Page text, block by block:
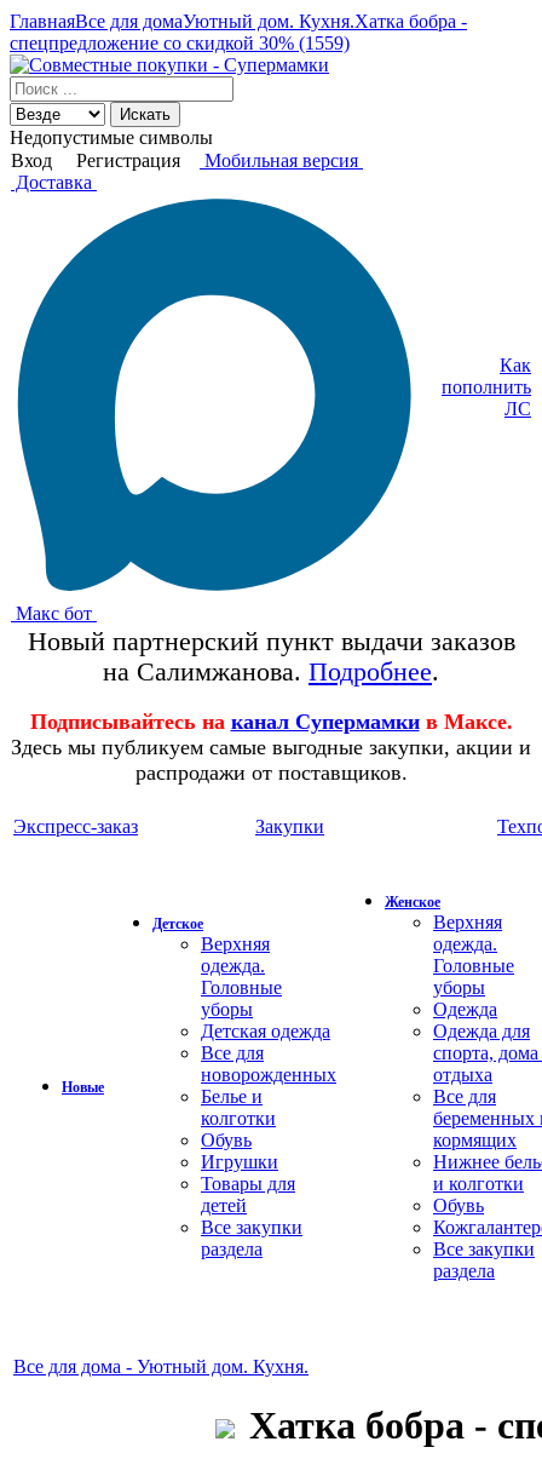
ГлавнаяВсе для домаУютный дом. Кухня.Хатка бобра -
спецпредложение со скидкой 30% (1559)
Искать
Недопустимые символы
Вход
Регистрация
Мобильная версия
Доставка
Макс бот
Как
пополнить
ЛС
Новый партнерский пункт выдачи заказов
на Салимжанова. Подробнее.
Подписывайтесь на канал Супермамки в Максе.
Здесь мы публикуем самые выгодные закупки, акции и
распродажи от поставщиков.
Экспресс-заказ Закупки
Новые
Детское
Верхняя
одежда.
Головные
уборы
Детская одежда
Все для
новорожденных
Белье и
колготки
Обувь
Игрушки
Товары для
детей
Все закупки
раздела
Женское
Верхняя
одежда.
Головные
уборы
Одежда
Одежда для
спорта,
отдыха
Все для
беременных
кормящих
Нижнее
и колготки
Обувь
Все закупки
раздела
Все для дома - Уютный дом. Кухня.
Хатка бобра -